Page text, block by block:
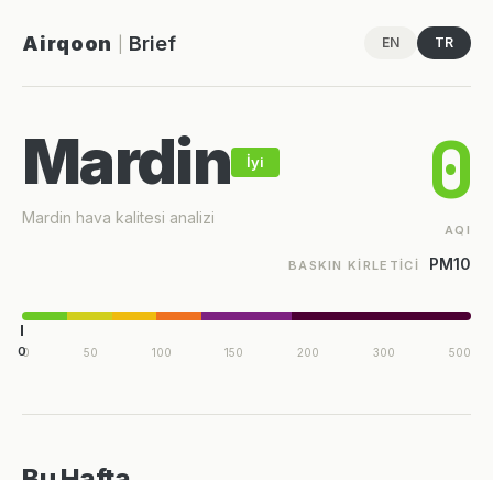
Airqoon Brief EN TR
Mardin İyi
Mardin hava kalitesi analizi 0
AQI
BASKIN KIRLETICI PM10
00 50 100 150 200 300 500